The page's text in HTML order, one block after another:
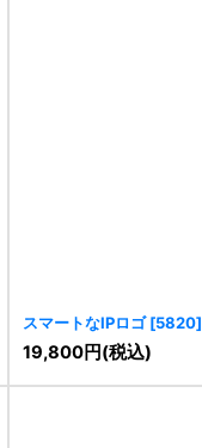
スマートなIPロゴ [5820]
19,800円(税込)